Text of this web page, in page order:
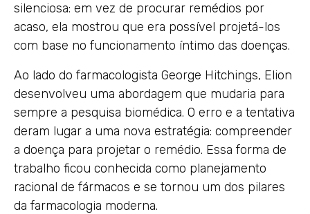
silenciosa: em vez de procurar remédios por
acaso, ela mostrou que era possível projetá-los
com base no funcionamento íntimo das doenças.
Ao lado do farmacologista George Hitchings, Elion
desenvolveu uma abordagem que mudaria para
sempre a pesquisa biomédica. O erro e a tentativa
deram lugar a uma nova estratégia: compreender
a doença para projetar o remédio. Essa forma de
trabalho ficou conhecida como planejamento
racional de fármacos e se tornou um dos pilares
da farmacologia moderna.